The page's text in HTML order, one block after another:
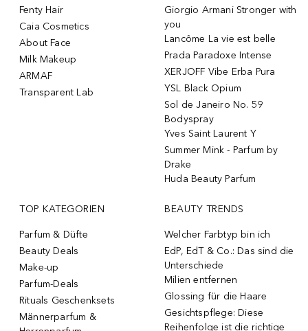
Fenty Hair
Caia Cosmetics
About Face
Milk Makeup
ARMAF
Transparent Lab
Giorgio Armani Stronger with
you
Lancôme La vie est belle
Prada Paradoxe Intense
XERJOFF Vibe Erba Pura
YSL Black Opium
Sol de Janeiro No. 59
Bodyspray
Yves Saint Laurent Y
Summer Mink - Parfum by
Drake
Huda Beauty Parfum
TOP KATEGORIEN
Parfum & Düfte
Beauty Deals
Make-up
Parfum-Deals
Rituals Geschenksets
Männerparfum &
BEAUTY TRENDS
Welcher Farbtyp bin ich
EdP, EdT & Co.: Das sind die
Unterschiede
Milien entfernen
Glossing für die Haare
Gesichtspflege: Diese
Reihenfolge ist die richtige